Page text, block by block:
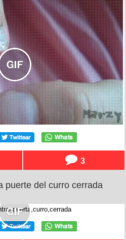
3
puerte del curro cerrada